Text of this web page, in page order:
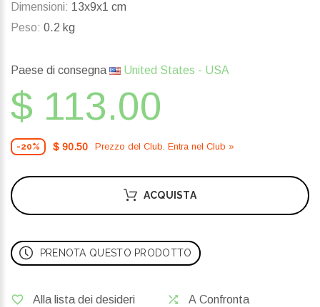
Dimensioni: 13x9x1 cm
Peso: 0.2 kg
Paese di consegna United States - USA
$ 113.00
-20% $ 90.50 Prezzo del Сlub. Entra nel Сlub »
ACQUISTA
PRENOTA QUESTO PRODOTTO
Alla lista dei desideri A Confronta